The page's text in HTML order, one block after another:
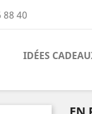
88 40
IDÉES